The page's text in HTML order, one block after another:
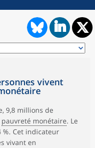
vivent
9,8 millions de
pauvreté monétaire. Le
%. Cet indicateur
vivant en